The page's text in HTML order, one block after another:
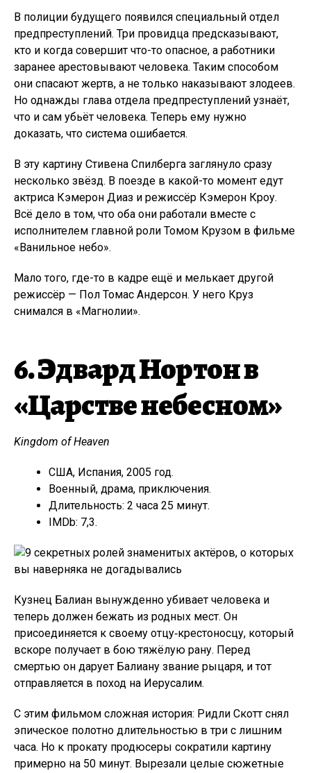
В полиции будущего появился специальный отдел
предпреступлений. Три провидца предсказывают,
кто и когда совершит что-то опасное, а работники
заранее арестовывают человека. Таким способом
они спасают жертв, а не только наказывают злодеев.
Но однажды глава отдела предпреступлений узнаёт,
что и сам убьёт человека. Теперь ему нужно
доказать, что система ошибается.
В эту картину Стивена Спилберга заглянуло сразу
несколько звёзд. В поезде в какой-то момент едут
актриса Кэмерон Диаз и режиссёр Кэмерон Кроу.
Всё дело в том, что оба они работали вместе с
исполнителем главной роли Томом Крузом в фильме
«Ванильное небо».
Мало того, где-то в кадре ещё и мелькает другой
режиссёр — Пол Томас Андерсон. У него Круз
снимался в «Магнолии».
6. Эдвард Нортон в
«Царстве небесном»
Kingdom of Heaven
США, Испания, 2005 год.
Военный, драма, приключения.
Длительность: 2 часа 25 минут.
IMDb: 7,3.
Кузнец Балиан вынужденно убивает человека и
теперь должен бежать из родных мест. Он
присоединяется к своему отцу‑крестоносцу, который
вскоре получает в бою тяжёлую рану. Перед
смертью он дарует Балиану звание рыцаря, и тот
отправляется в поход на Иерусалим.
С этим фильмом сложная история: Ридли Скотт снял
эпическое полотно длительностью в три с лишним
часа. Но к прокату продюсеры сократили картину
примерно на 50 минут. Вырезали целые сюжетные